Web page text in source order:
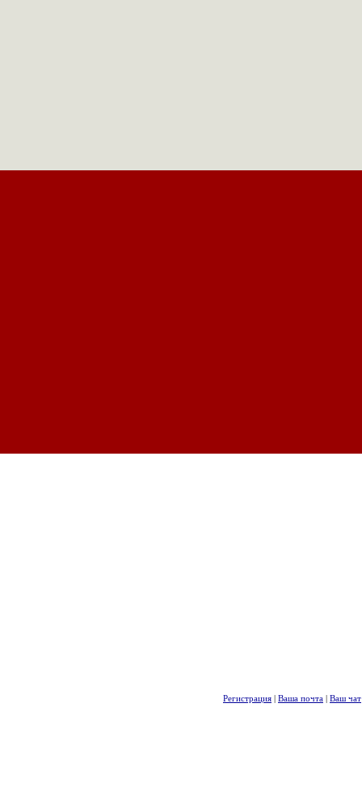
Регистрация | Ваша почта | Ваш чат